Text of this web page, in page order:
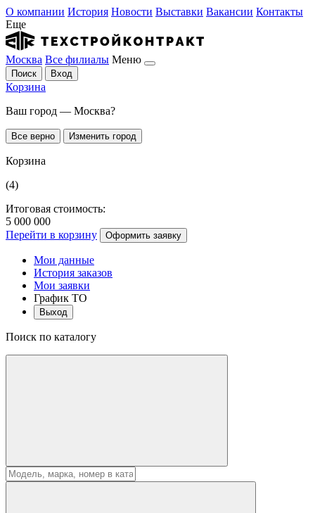
О компании История Новости Выставки Вакансии Контакты
Еще
Москва Все филиалы Меню
Поиск Вход
Корзина
Ваш город — Москва?
Все верно Изменить город
Корзина
(4)
Итоговая стоимость:
5 000 000
Перейти в корзину
Оформить заявку
Мои данные
История заказов
Мои заявки
График ТО
Выход
Поиск по каталогу